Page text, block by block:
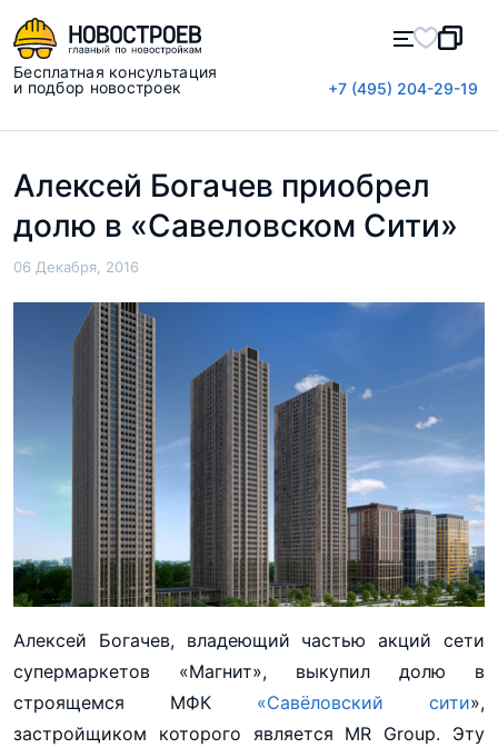
Бесплатная консультация
и подбор новостроек
+7 (495) 204-29-19
Алексей Богачев приобрел
долю в «Савеловском Сити»
06 Декабря, 2016
Алексей Богачев, владеющий частью акций сети
супермаркетов «Магнит», выкупил долю в
строящемся МФК «Савёловский сити»,
застройщиком которого является MR Group. Эту